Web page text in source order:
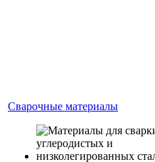
Сварочные материалы